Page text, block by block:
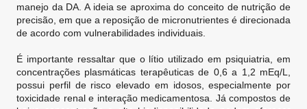
manejo da DA. A ideia se aproxima do conceito de nutrição de
precisão, em que a reposição de micronutrientes é direcionada
de acordo com vulnerabilidades individuais.
É importante ressaltar que o lítio utilizado em psiquiatria, em
concentrações plasmáticas terapêuticas de 0,6 a 1,2 mEq/L,
possui perfil de risco elevado em idosos, especialmente por
toxicidade renal e interação medicamentosa. Já compostos de